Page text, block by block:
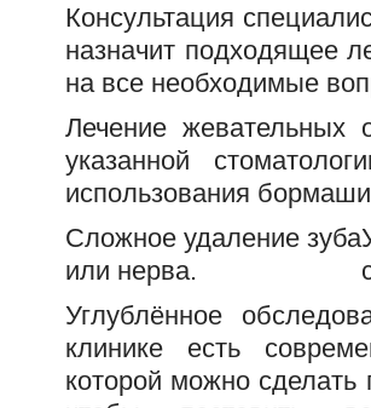
Консультация
назначит подходящее
на все необходимые
Лечение жевательных
указанной
использования
Сложное удаление зуба
или нерва.
Углублённое
клинике есть
которой можно